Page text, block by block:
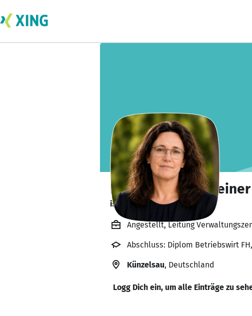
Bianca Koppensteiner
ist offen für Projekte. 🔎
Angestellt, Leitung
Abschluss: Diplom Betriebswirt
Künzelsau, Deutschland
Logg Dich ein, um alle Einträge zu